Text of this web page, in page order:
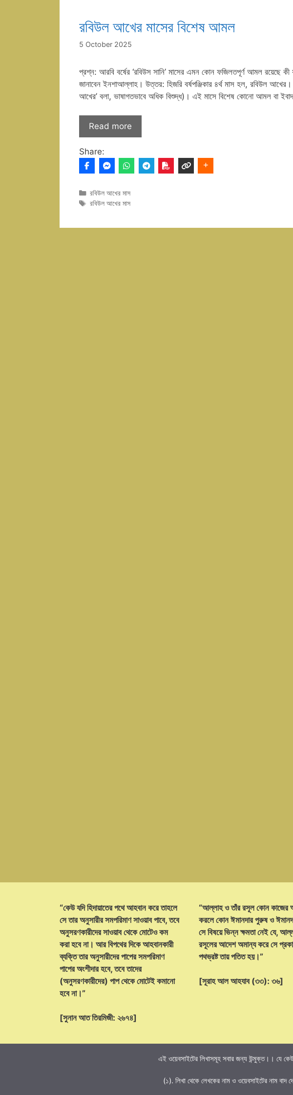
রবিউল আখের মাসের বিশেষ আমল
5 October 2025
প্রশ্ন: আরবি বর্ষের ‘রবিউস সানি’ মাসের এমন কোন ফজিলতপূর্ণ আমল রয়েছে
জানাবেন ইনশাআল্লাহ। উত্তর: হিজরি বর্ষপঞ্জিকার ৪র্থ মাস হল, রবিউল আখের।
আখের’ বলা, ভাষাগতভাবে অধিক বিশুদ্ধ)। এই মাসে বিশেষ কোনো আমল বা
Read more
Share:
Categories
রবিউল আখের মাস
Tags
রবিউল আখের মাস
“কেউ যদি হিদায়াতের পথে আহবান করে তাহলে
সে তার অনুসারীর সমপরিমাণ সাওয়াব পাবে, তবে
অনুসরণকারীদের সাওয়াব থেকে মোটেও কম
করা হবে না। আর বিপথের দিকে আহবানকারী
ব্যক্তি তার অনুসারীদের পাপের সমপরিমাণ
পাপের অংশীদার হবে, তবে তাদের
(অনুসরণকারীদের) পাপ থেকে মোটেই কমানো
হবে না।”
[সুনান আত তিরমিজী: ২৬৭৪]
“আল্লাহ ও তাঁর রসূল কোন কাজের
করলে কোন ঈমানদার পুরুষ ও
সে বিষয়ে ভিন্ন ক্ষমতা নেই যে,
রসূলের আদেশ অমান্য করে সে
পথভ্রষ্ট তায় পতিত হয়।”
[সূরাহ আল আহযাব (৩৩): ৩৬]
এই ওয়েবসাইটের লিখাসমূহ সবার জন্য উন্মুক্ত।। যে
(১). লিখা থেকে লেখকের নাম ও ওয়েবসাইটের নাম বাদ